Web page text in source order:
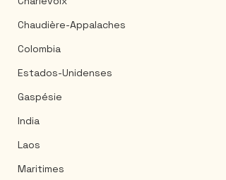
Chaudière-Appalaches
Colombia
Estados-Unidenses
Gaspésie
India
Laos
Maritimes